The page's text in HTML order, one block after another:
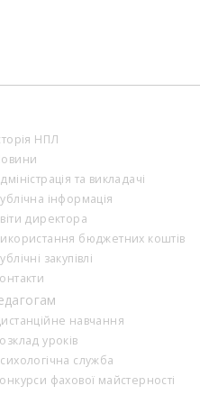
НПЛ
та викладачі
інформація
директора
бюджетних коштів
закупівлі
навчання
уроків
служба
фахової майстерності